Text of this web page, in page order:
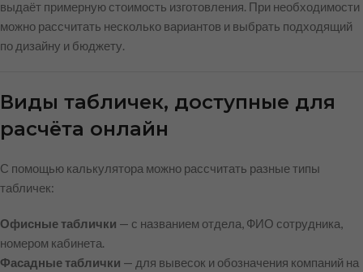
выдаёт примерную стоимость изготовления. При необходимости
можно рассчитать несколько вариантов и выбрать подходящий
по дизайну и бюджету.
Виды табличек, доступные для
расчёта онлайн
С помощью калькулятора можно рассчитать разные типы
табличек:
Офисные таблички — с названием отдела, ФИО сотрудника,
номером кабинета.
Фасадные таблички — для вывесок и обозначения компаний на